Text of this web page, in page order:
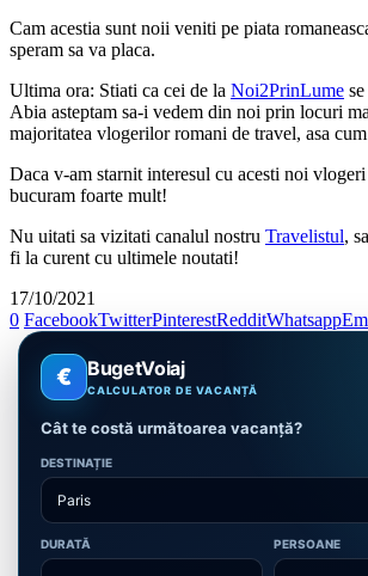
Cam acestia sunt noii veniti pe piata
speram sa va placa.
Ultima ora: Stiati ca cei de la Noi2PrinLume
Abia asteptam sa-i vedem din noi prin locuri
majoritatea vlogerilor romani de travel, asa
Daca v-am starnit interesul cu acesti noi
bucuram foarte mult!
Nu uitati sa vizitati canalul nostru Travelistul,
fi la curent cu ultimele noutati!
17/10/2021
0 FacebookTwitterPinterestRedditWhatsapp
€ BugetVoiaj
CALCULATOR DE VACANȚĂ
Cât te costă următoarea vacanță?
DESTINAȚIE
DURATĂ PERSOANE